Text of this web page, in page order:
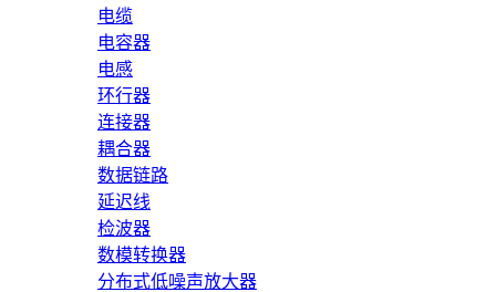
电缆
电容器
电感
环行器
连接器
耦合器
数据链路
延迟线
检波器
数模转换器
分布式低噪声放大器